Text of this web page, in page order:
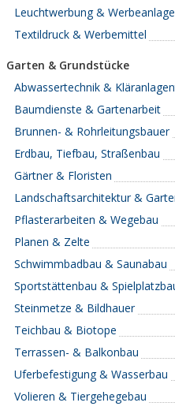
Leuchtwerbung &
Textildruck & Werbemittel
Garten & Grundstücke
Abwassertechnik &
Baumdienste & Gartenarbeit
Brunnen- & Rohrleitungsbauer
Erdbau, Tiefbau, Straßenbau
Gärtner & Floristen
Landschaftsarchitektur &
Pflasterarbeiten & Wegebau
Planen & Zelte
Schwimmbadbau & Saunabau
Sportstättenbau &
Steinmetze & Bildhauer
Teichbau & Biotope
Terrassen- & Balkonbau
Uferbefestigung & Wasserbau
Volieren & Tiergehegebau